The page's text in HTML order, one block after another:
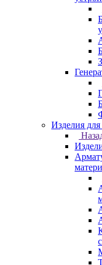
Изделия